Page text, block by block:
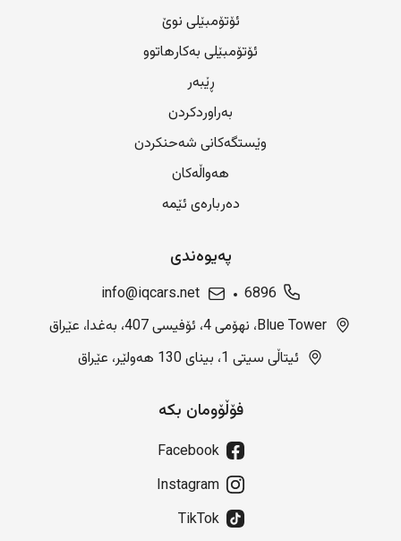
ئۆتۆمبێلی نوێ
ئۆتۆمبێلی بەکارهاتوو
ڕێبەر
بەراوردکردن
وێستگەکانی شەحنکردن
هەواڵەکان
دەربارەی ئێمە
پەیوەندی
6896
info@iqcars.net
Blue Tower، نهۆمی 4، ئۆفیسی 407، بەغدا، عێراق
ئیتاڵی سیتی 1، بینای 130 هەولێر، عێراق
فۆڵۆومان بکە
Facebook
Instagram
TikTok